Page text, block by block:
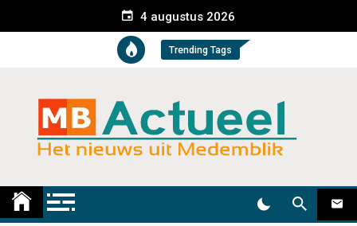
e
t
4 augustus 2026
Trending Tags
Medemblik Actueel